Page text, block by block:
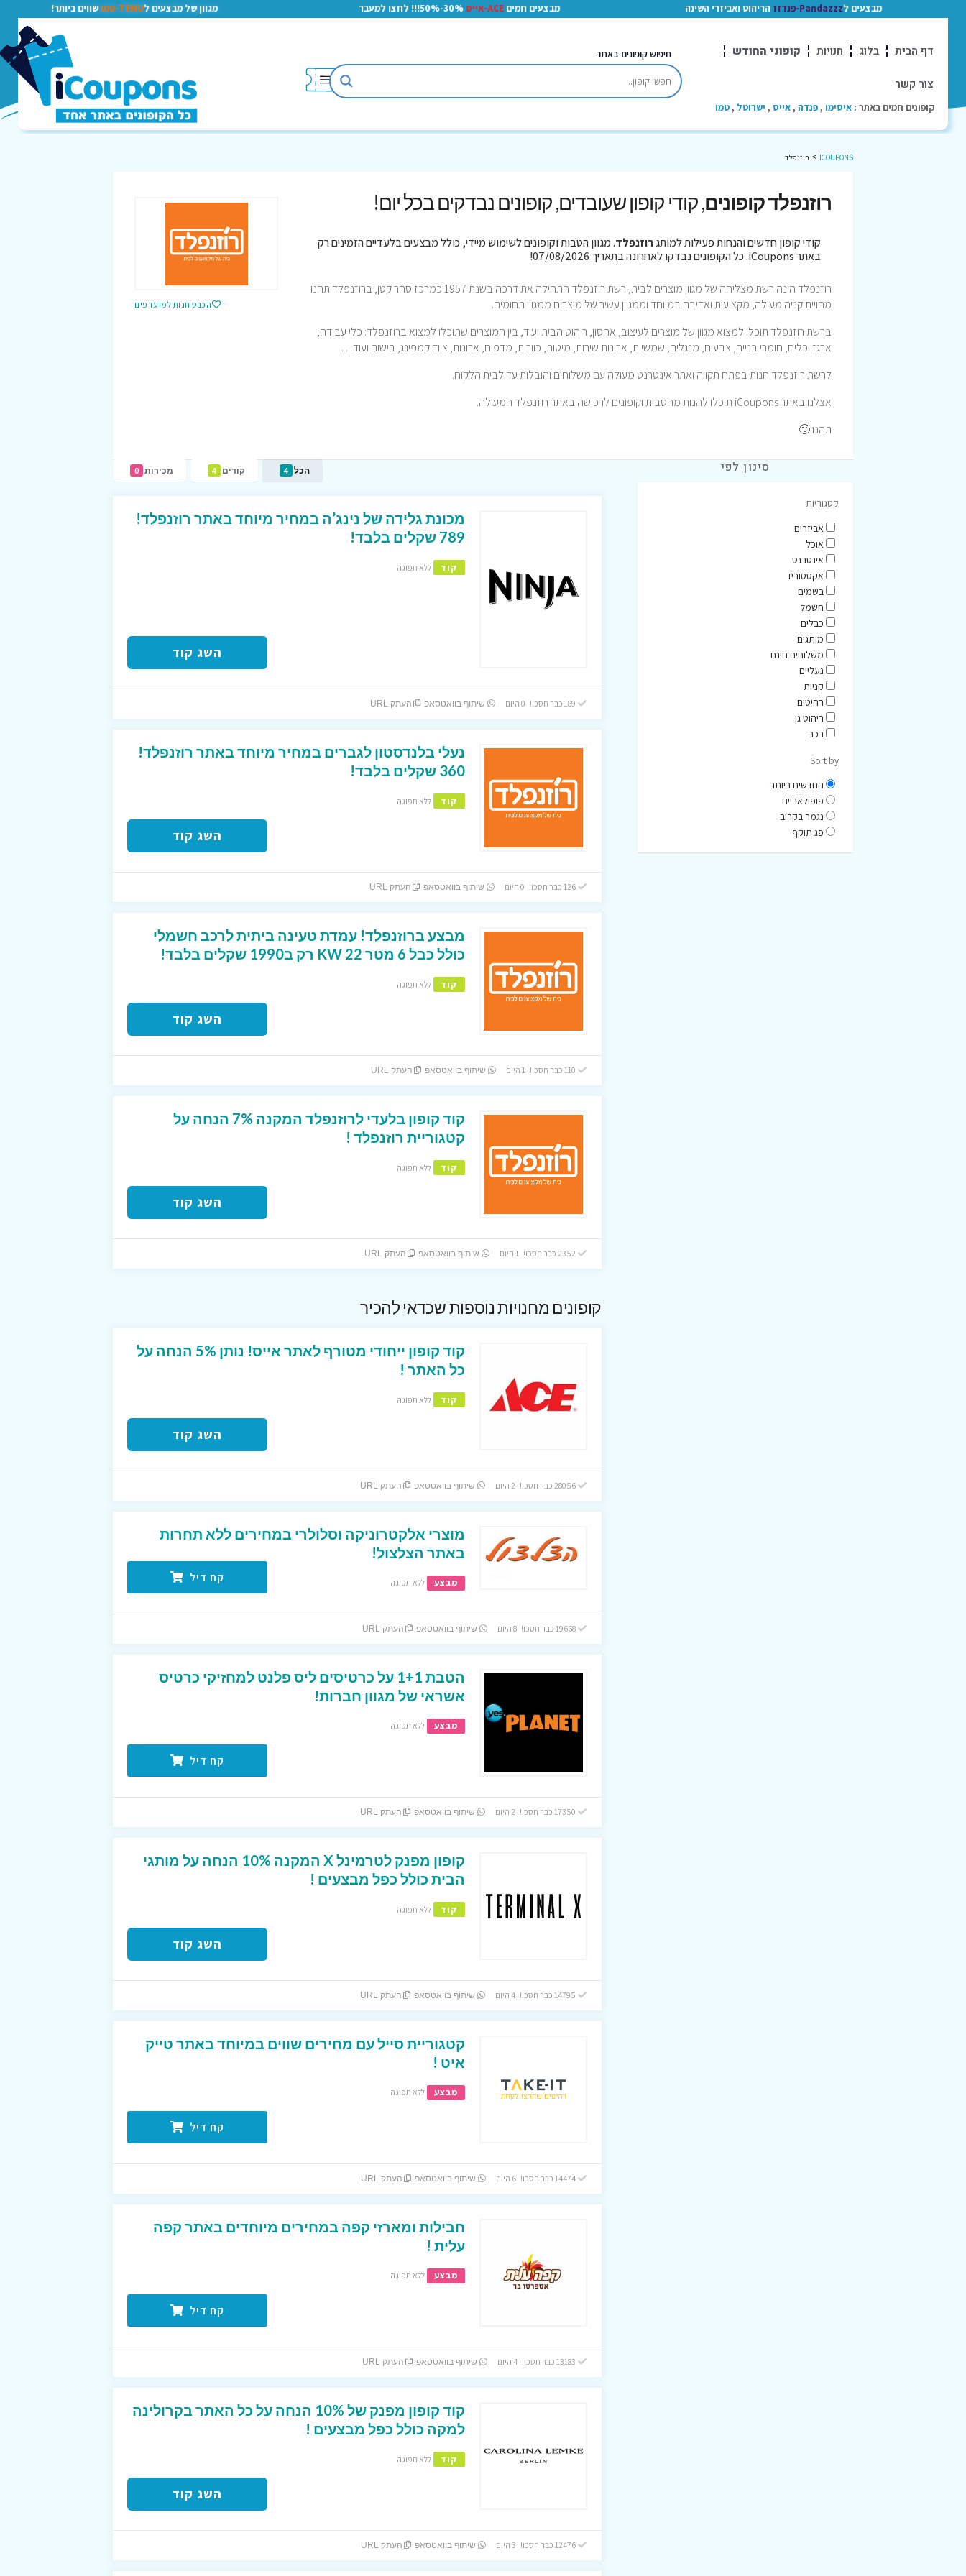
מבצעים לPandazzz-פנדזז הריהוט ואביזרי השינה מבצעים חמיםACE-אייס 30%-50%!!! לחצו למעבר מגוון של מבצעים לTEMU-טמו שווים ביותר!
דף הבית בלוג חנויות קופוני החודש
צור קשר
קופונים חמים באתר : איסימו ,פנדה ,אייס , ישרוטל ,טמו
חיפוש קופונים באתר
ICOUPONS
> רוזנפלד
הכנס חנות למועדפים
רוזנפלד קופונים, קודי קופון שעובדים, קופונים נבדקים בכל יום!
קודי קופון חדשים והנחות פעילות למותגרוזנפלד. מגוון הטבות וקופונים לשימוש מיידי, כולל מבצעים בלעדיים הזמינים רק
באתר iCoupons. כל הקופונים נבדקו לאחרונה בתאריך 07/08/2026!
רוזנפלד הינה רשת מצליחה של מגוון מוצרים לבית, רשת רוזנפלד התחילה את דרכה בשנת 1957 כמרכז סחר קטן, ברוזנפלד תהנו
מחויית קניה מעולה, מקצועית ואדיבה במיוחד וממגוון עשיר של מוצרים ממגוון תחומים.
ברשת רוזנפלד תוכלו למצוא מגוון של מוצרים לעיצוב, אחסון, ריהוט הבית ועוד, בין המוצרים שתוכלו למצוא ברוזנפלד: כלי עבודה,
ארגזי כלים, חומרי בנייה, צבעים, מנגלים, שמשיות, ארונות שירות, מיטות, כוורות, מדפים, ארונות, ציוד קמפינג, בישום ועוד…
לרשת רוזנפלד חנות בפתח תקווה ואתר אינטרנט מעולה עם משלוחים והובלות עד לבית הלקוח.
אצלנו באתר iCoupons תוכלו להנות מהטבות וקופונים לרכישה באתר רוזנפלד המעולה.
תהנו 🙂
הכל 4 קודים 4 מכירות 0
מכונת גלידה של נינג’ה במחיר מיוחד באתר רוזנפלד!
789 שקלים בלבד!
קוד ללא תפוגה
השג קוד
שיתוף בוואטסאפ העתק URL
נעלי בלנדסטון לגברים במחיר מיוחד באתר רוזנפלד!
360 שקלים בלבד!
קוד ללא תפוגה
השג קוד
126 כבר חסכו! 0 היום שיתוף בוואטסאפ העתק URL
מבצע ברוזנפלד! עמדת טעינה ביתית לרכב חשמלי
כולל כבל 6 מטר 22 KW רק ב1990 שקלים בלבד!
קוד ללא תפוגה
השג קוד
שיתוף בוואטסאפ העתק URL
קוד קופון בלעדי לרוזנפלד המקנה 7% הנחה על
קטגוריית רוזנפלד !
קוד ללא תפוגה
השג קוד
שיתוף בוואטסאפ העתק URL
קופונים מחנויות נוספות שכדאי להכיר
קוד קופון ייחודי מטורף לאתר אייס! נותן 5% הנחה על
כל האתר !
קוד ללא תפוגה
השג קוד
28056 כבר חסכו! 2 היום שיתוף בוואטסאפ העתק URL
מוצרי אלקטרוניקה וסלולרי במחירים ללא תחרות
באתר הצלצול!
מבצע ללא תפוגה קח דיל
19668 כבר חסכו! 8 היום שיתוף בוואטסאפ העתק URL
הטבת 1+1 על כרטיסים ליס פלנט למחזיקי כרטיס
אשראי של מגוון חברות!
מבצע ללא תפוגה
קח דיל
שיתוף בוואטסאפ העתק URL
קופון מפנק לטרמינל X המקנה 10% הנחה על מותגי
הבית כולל כפל מבצעים !
קוד ללא תפוגה
השג קוד
שיתוף בוואטסאפ העתק URL
קטגוריית סייל עם מחירים שווים במיוחד באתר טייק
איט !
מבצע ללא תפוגה
קח דיל
14474 כבר חסכו! 6 היום שיתוף בוואטסאפ העתק URL
חבילות ומארזי קפה במחירים מיוחדים באתר קפה
עלית !
מבצע ללא תפוגה
קח דיל
שיתוף בוואטסאפ העתק URL
קוד קופון מפנק של 10% הנחה על כל האתר בקרולינה
למקה כולל כפל מבצעים !
קוד ללא תפוגה
השג קוד
12476 כבר חסכו! 3 היום שיתוף בוואטסאפ העתק URL
סינון לפי
קטגוריות
אביזרים
אוכל
אינטרנט
אקססוריז
בשמים
חשמל
כבלים
מותגים
משלוחים חינם
נעליים
קניות
רהיטים
ריהוט גן
רכב
Sort by
החדשים ביותר
פופולאריים
נגמר בקרוב
פג תוקף